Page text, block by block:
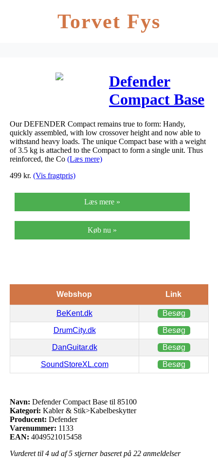
Torvet Fys
Defender
Compact Base
til 85100
Our DEFENDER Compact remains true to form: Handy,
quickly assembled, with low crossover height and now able to
withstand heavy loads. The unique Compact base with a weight
of 3.5 kg is attached to the Compact to form a single unit. Thus
reinforced, the Co (Læs mere)
499 kr. (Vis fragtpris)
Læs mere »
Køb nu »
Webshop Link
BeKent.dk Besøg
DrumCity.dk Besøg
DanGuitar.dk Besøg
SoundStoreXL.com Besøg
Navn: Defender Compact Base til 85100
Kategori: Kabler & Stik>Kabelbeskytter
Producent: Defender
Varenummer: 1133
EAN: 4049521015458
Vurderet til 4 ud af 5 stjerner baseret på 22 anmeldelser